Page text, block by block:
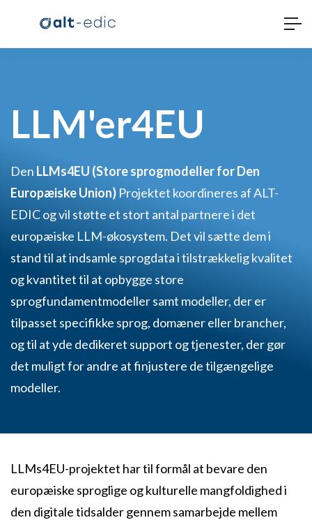
LLM'er4EU
Den LLMs4EU (Store sprogmodeller for Den
Europæiske Union) Projektet koordineres af ALT-
EDIC og vil støtte et stort antal partnere i det
europæiske LLM-økosystem. Det vil sætte dem i
stand til at indsamle sprogdata i tilstrækkelig kvalitet
og kvantitet til at opbygge store
sprogfundamentmodeller samt modeller, der er
tilpasset specifikke sprog, domæner eller brancher,
og til at yde dedikeret support og tjenester, der gør
det muligt for andre at finjustere de tilgængelige
modeller.
LLMs4EU-projektet har til formål at bevare den
europæiske sproglige og kulturelle mangfoldighed i
den digitale tidsalder gennem samarbejde mellem